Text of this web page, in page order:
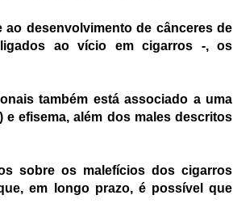
ao desenvolvimento de cânceres de
ao vício em cigarros -, os
também está associado a uma
efisema, além dos males descritos
sobre os malefícios dos cigarros
em longo prazo, é possível que